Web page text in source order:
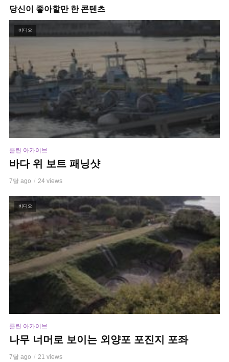
당신이 좋아할만 한 콘텐츠
비디오
클린 아카이브
바다 위 보트 패닝샷
7달 ago 24 views
비디오
클린 아카이브
나무 너머로 보이는 외양포 포진지 포좌
7달 ago 21 views